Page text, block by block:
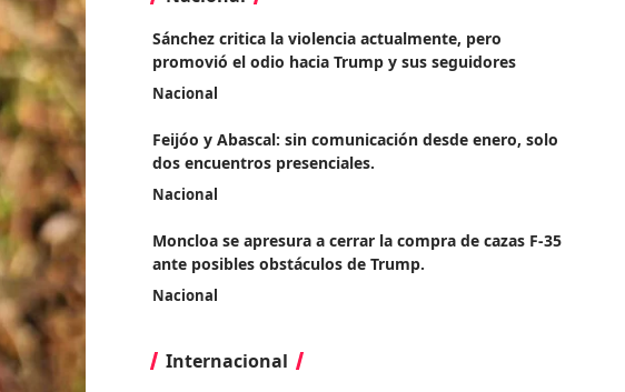
Sánchez critica la violencia actualmente, pero
promovió el odio hacia Trump y sus seguidores
Nacional
Feijóo y Abascal: sin comunicación desde enero, solo
dos encuentros presenciales.
Nacional
Moncloa se apresura a cerrar la compra de cazas F-35
ante posibles obstáculos de Trump.
Nacional
Internacional